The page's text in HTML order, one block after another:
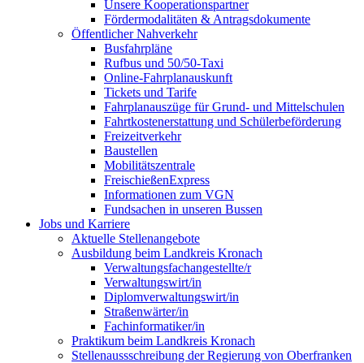
Unsere Kooperationspartner
Fördermodalitäten & Antragsdokumente
Öffentlicher Nahverkehr
Busfahrpläne
Rufbus und 50/50-Taxi
Online-Fahrplanauskunft
Tickets und Tarife
Fahrplanauszüge für Grund- und Mittelschulen
Fahrtkostenerstattung und Schülerbeförderung
Freizeitverkehr
Baustellen
Mobilitätszentrale
FreischießenExpress
Informationen zum VGN
Fundsachen in unseren Bussen
Jobs und Karriere
Aktuelle Stellenangebote
Ausbildung beim Landkreis Kronach
Verwaltungsfachangestellte/r
Verwaltungswirt/in
Diplomverwaltungswirt/in
Straßenwärter/in
Fachinformatiker/in
Praktikum beim Landkreis Kronach
Stellenaussschreibung der Regierung von Oberfranken